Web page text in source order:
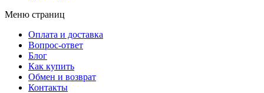
Меню страниц
Оплата и доставка
Вопрос-ответ
Блог
Как купить
Обмен и возврат
Контакты